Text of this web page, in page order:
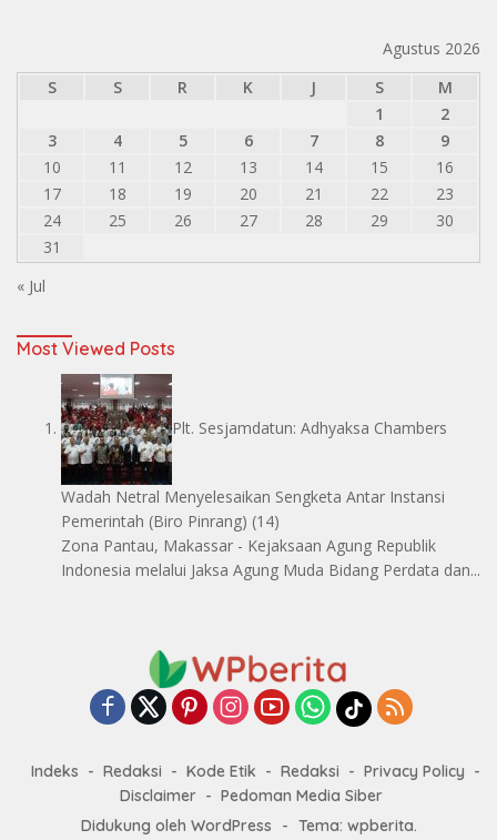
Agustus 2026
S
S R K J S
M
1
2
3
4 5 6 7 8
9
10
11 12 13 14 15
16
17
18 19 20 21 22
23
24
25 26 27 28 29
30
31
« Jul
Most Viewed Posts
Plt. Sesjamdatun: Adhyaksa Chambers
Wadah Netral Menyelesaikan Sengketa Antar Instansi
Pemerintah (Biro Pinrang) (14)
Zona Pantau, Makassar - Kejaksaan Agung Republik
Indonesia melalui Jaksa Agung Muda Bidang Perdata dan...
Indeks Redaksi Kode Etik Redaksi
Privacy Policy
Disclaimer
Pedoman Media Siber
Didukung oleh WordPress
- Tema: wpberita.